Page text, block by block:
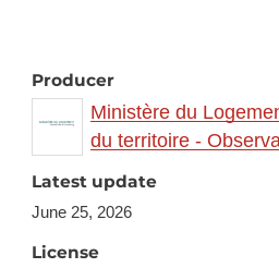
Producer
Ministère du
du territoire -
Latest update
June 25, 2026
License